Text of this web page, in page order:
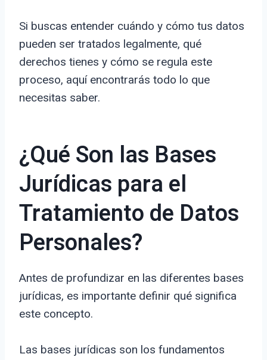
Si buscas entender cuándo y cómo tus datos
pueden ser tratados legalmente, qué
derechos tienes y cómo se regula este
proceso, aquí encontrarás todo lo que
necesitas saber.
¿Qué Son las Bases
Jurídicas para el
Tratamiento de Datos
Personales?
Antes de profundizar en las diferentes bases
jurídicas, es importante definir qué significa
este concepto.
Las bases jurídicas son los fundamentos